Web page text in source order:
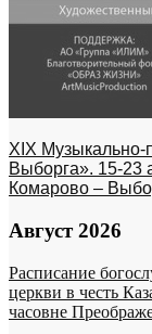
XIX Музыкально-
Выборга». 15-23
Комарово –
Август 2026
Расписание
церкви в честь
часовне